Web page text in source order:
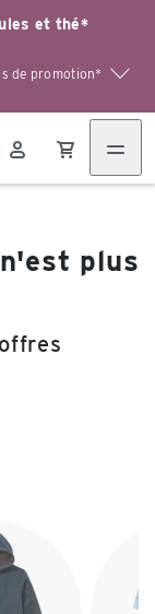
et thé*
de promotion*
plus